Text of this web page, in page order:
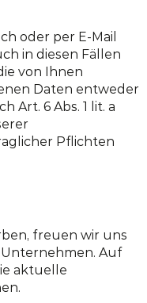
oder per E-Mail
in diesen Fällen
von Ihnen
Daten entweder
Art. 6 Abs. 1 lit. a
Pflichten
freuen wir uns
Auf
aktuelle